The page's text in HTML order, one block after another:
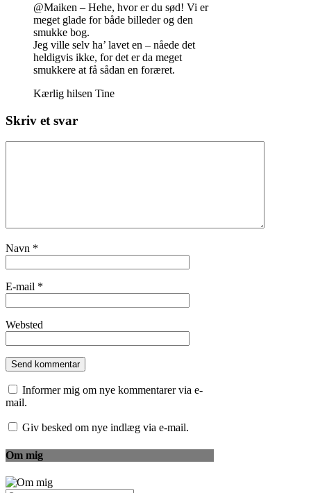
@Maiken – Hehe, hvor er du sød! Vi er
meget glade for både billeder og den
smukke bog.
Jeg ville selv ha’ lavet en – nåede det
heldigvis ikke, for det er da meget
smukkere at få sådan en foræret.
Kærlig hilsen Tine
Skriv et svar
Navn *
E-mail *
Websted
Informer mig om nye kommentarer via e-
mail.
Giv besked om nye indlæg via e-mail.
Om mig